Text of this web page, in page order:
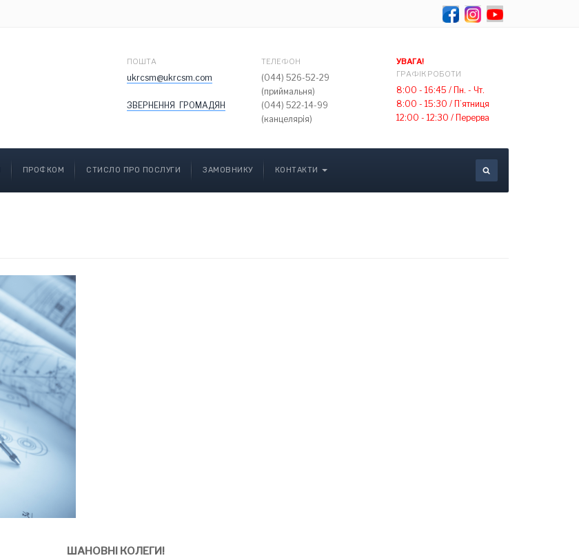
ПОШТА
ukrcsm@ukrcsm.com
ЗВЕРНЕННЯ ГРОМАДЯН
ТЕЛЕФОН
(044) 526-52-29
(приймальня)
(044) 522-14-99
(канцелярія)
УВАГА!
ГРАФІК РОБОТИ
8:00 - 16:45 / Пн. - Чт.
8:00 - 15:30 / П’ятниця
12:00 - 12:30 / Перерва
ПРОФКОМ СТИСЛО ПРО ПОСЛУГИ ЗАМОВНИКУ КОНТАКТИ
ШАНОВНІ КОЛЕГИ!